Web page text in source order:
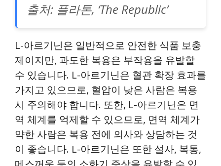
출처: 플라톤, ‘The Republic’
L-아르기닌은 일반적으로 안전한 식품 보충
제이지만, 과도한 복용은 부작용을 유발할
수 있습니다. L-아르기닌은 혈관 확장 효과를
가지고 있으므로, 혈압이 낮은 사람은 복용
시 주의해야 합니다. 또한, L-아르기닌은 면
역 체계를 억제할 수 있으므로, 면역 체계가
약한 사람은 복용 전에 의사와 상담하는 것
이 좋습니다. L-아르기닌은 또한 설사, 복통,